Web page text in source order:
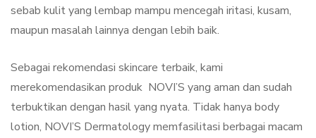
sebab kulit yang lembap mampu mencegah iritasi, kusam,
maupun masalah lainnya dengan lebih baik.
Sebagai rekomendasi skincare terbaik, kami
merekomendasikan produk NOVI’S yang aman dan sudah
terbuktikan dengan hasil yang nyata. Tidak hanya body
lotion, NOVI’S Dermatology memfasilitasi berbagai macam